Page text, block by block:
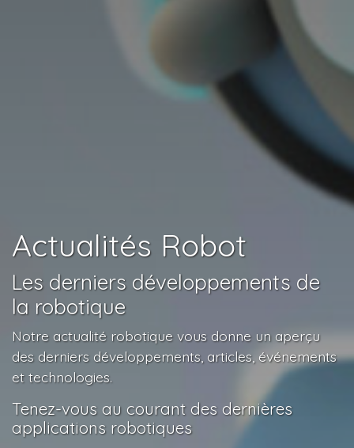
Actualités Robot
Les derniers développements de
la robotique
Notre actualité robotique vous donne un aperçu
des derniers développements, articles, événements
et technologies.
Tenez-vous au courant des dernières
applications robotiques